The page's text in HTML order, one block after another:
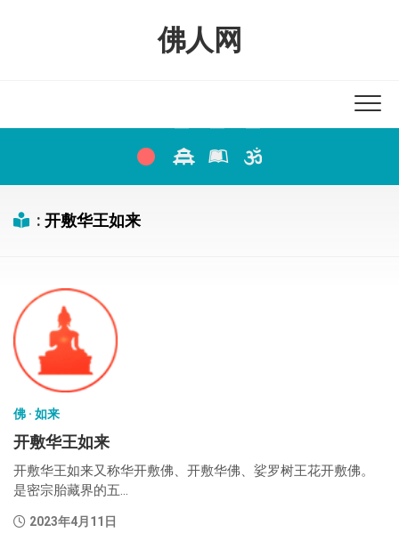
佛人网
: 开敷华王如来
佛 · 如来
开敷华王如来
开敷华王如来又称华开敷佛、开敷华佛、娑罗树王花开敷佛。
是密宗胎藏界的五...
2023年4月11日